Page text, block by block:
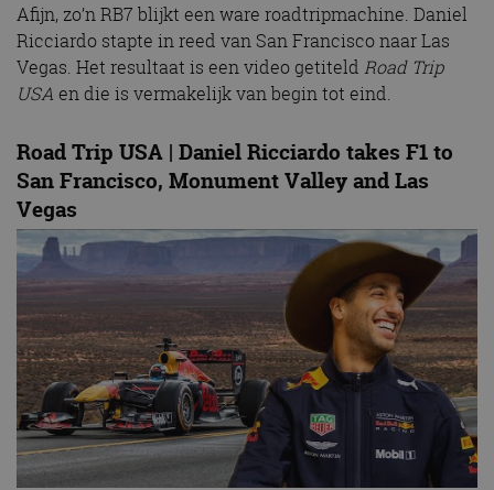
Afijn, zo’n RB7 blijkt een ware roadtripmachine. Daniel
Ricciardo stapte in reed van San Francisco naar Las
Vegas. Het resultaat is een video getiteld Road Trip
USA en die is vermakelijk van begin tot eind.
Road Trip USA | Daniel Ricciardo takes F1 to
San Francisco, Monument Valley and Las
Vegas